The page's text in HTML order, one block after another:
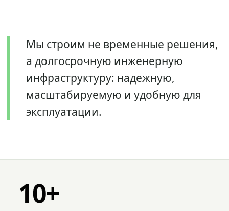
Мы строим не временные решения,
а долгосрочную инженерную
инфраструктуру: надежную,
масштабируемую и удобную для
эксплуатации.
10+